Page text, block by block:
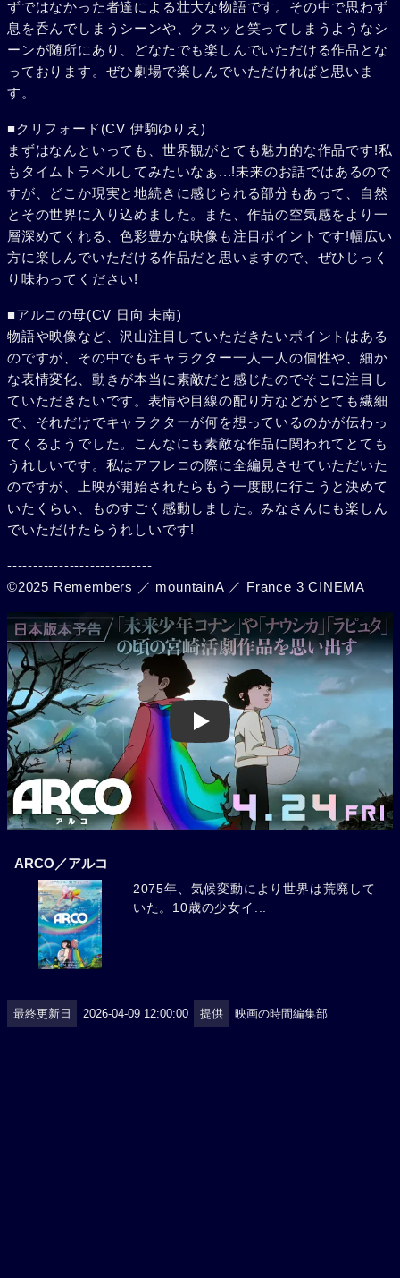
ずではなかった者達による壮大な物語です。その中で思わず
息を呑んでしまうシーンや、クスッと笑ってしまうようなシ
ーンが随所にあり、どなたでも楽しんでいただける作品とな
っております。ぜひ劇場で楽しんでいただければと思いま
す。
■クリフォード(CV 伊駒ゆりえ)
まずはなんといっても、世界観がとても魅力的な作品です!私
もタイムトラベルしてみたいなぁ...!未来のお話ではあるので
すが、どこか現実と地続きに感じられる部分もあって、自然
とその世界に入り込めました。また、作品の空気感をより一
層深めてくれる、色彩豊かな映像も注目ポイントです!幅広い
方に楽しんでいただける作品だと思いますので、ぜひじっく
り味わってください!
■アルコの母(CV 日向 未南)
物語や映像など、沢山注目していただきたいポイントはある
のですが、その中でもキャラクター一人一人の個性や、細か
な表情変化、動きが本当に素敵だと感じたのでそこに注目し
ていただきたいです。表情や目線の配り方などがとても繊細
で、それだけでキャラクターが何を想っているのかが伝わっ
てくるようでした。こんなにも素敵な作品に関われてとても
うれしいです。私はアフレコの際に全編見させていただいた
のですが、上映が開始されたらもう一度観に行こうと決めて
いたくらい、ものすごく感動しました。みなさんにも楽しん
でいただけたらうれしいです!
----------------------------
©2025 Remembers ／ mountainA ／ France 3 CINEMA
Play
ARCO／アルコ
2075年、気候変動により世界は荒廃して
いた。10歳の少女イ...
最終更新日 2026-04-09 12:00:00 提供 映画の時間編集部